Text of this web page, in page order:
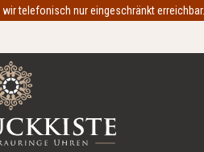
wir telefonisch nur eingeschränkt erreichbar.